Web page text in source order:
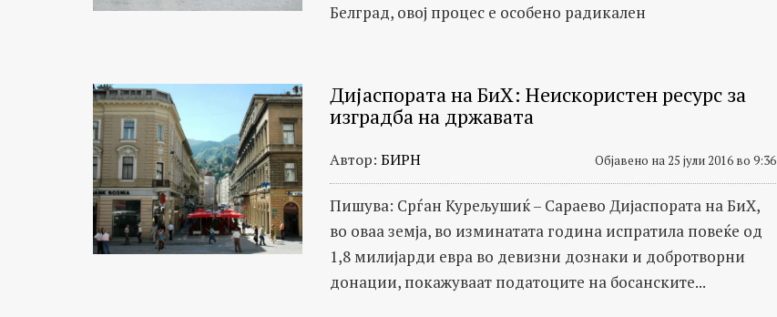
Белград, овој процес е особено радикален
Дијаспората на БиХ: Неискористен ресурс за
изградба на државата
Автор: БИРН Објавено на 25 јули 2016 во 9:36
Пишува: Срѓан Курељушиќ – Сараево Дијаспората на БиХ,
во оваа земја, во изминатата година испратила повеќе од
1,8 милијарди евра во девизни дознаки и добротворни
донации, покажуваат податоците на босанските...